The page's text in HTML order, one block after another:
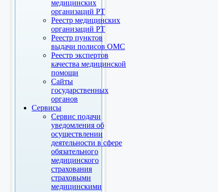
медицинских
организаций РТ
Реестр медицинских
организаций РТ
Реестр пунктов
выдачи полисов ОМС
Реестр экспертов
качества медицинской
помощи
Сайты
государственных
органов
Сервисы
Сервис подачи
уведомления об
осуществлении
деятельности в сфере
обязательного
медицинского
страхования
страховыми
медицинскими